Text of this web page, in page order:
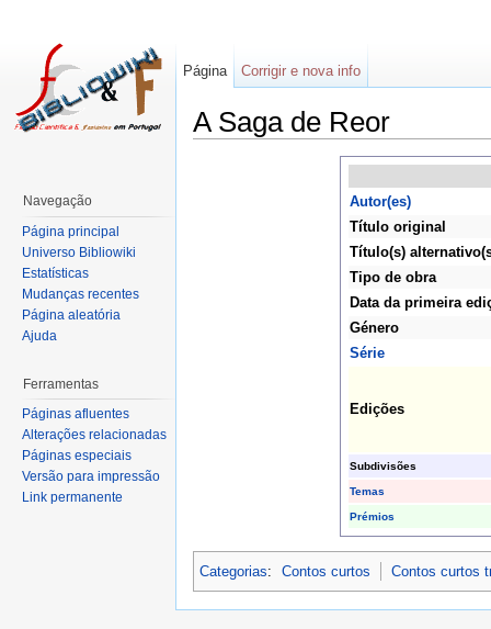
A Saga de Reor
Autor(es)
Título original
Título(s)
Tipo de obra
Data da primeira
Género
Série
Edições
Subdivisões
Temas
Prémios
Categorias: Contos curtos Contos curtos
Página Corrigir e nova info
Navegação
Página principal
Universo Bibliowiki
Estatísticas
Mudanças recentes
Página aleatória
Ajuda
Ferramentas
Páginas afluentes
Alterações relacionadas
Páginas especiais
Versão para impressão
Link permanente